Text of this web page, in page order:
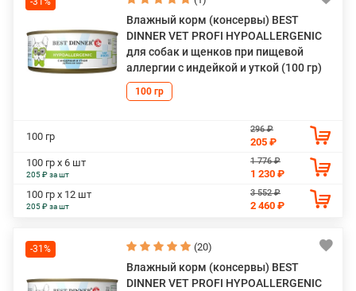
Влажный корм (консервы) BEST
DINNER VET PROFI HYPOALLERGENIC
для собак и щенков при пищевой
аллергии с индейкой и уткой (100 гр)
100 гр
100 гр
296 ₽
205 ₽
100 гр х 6 шт
205 ₽ за шт
1 776 ₽
1 230 ₽
100 гр х 12 шт
205 ₽ за шт
3 552 ₽
2 460 ₽
-31% (20)
Влажный корм (консервы) BEST
DINNER VET PROFI HYPOALLERGENIC